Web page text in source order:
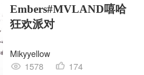
Embers#MVLAND嘻哈
狂欢派对
Mikyyellow
1578
174